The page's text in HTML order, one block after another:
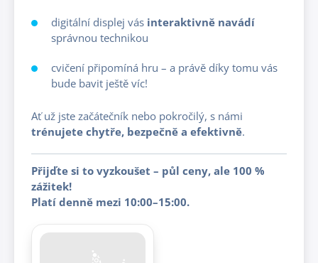
digitální displej vás interaktivně navádí
správnou technikou
cvičení připomíná hru – a právě díky tomu vás
bude bavit ještě víc!
Ať už jste začátečník nebo pokročilý, s námi
trénujete chytře, bezpečně a efektivně.
Přijďte si to vyzkoušet – půl ceny, ale 100 %
zážitek!
Platí denně mezi 10:00–15:00.